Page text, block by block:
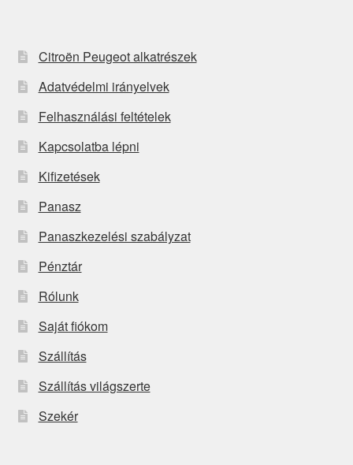
Citroën Peugeot alkatrészek
Adatvédelmi irányelvek
Felhasználási feltételek
Kapcsolatba lépni
Kifizetések
Panasz
Panaszkezelési szabályzat
Pénztár
Rólunk
Saját fiókom
Szállítás
Szállítás világszerte
Szekér